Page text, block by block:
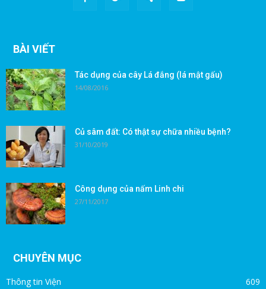
BÀI VIẾT
Tác dụng của cây Lá đắng (lá mật gấu)
14/08/2016
Củ sâm đất: Có thật sự chữa nhiều bệnh?
31/10/2019
Công dụng của nấm Linh chi
27/11/2017
CHUYÊN MỤC
Thông tin Viện 609